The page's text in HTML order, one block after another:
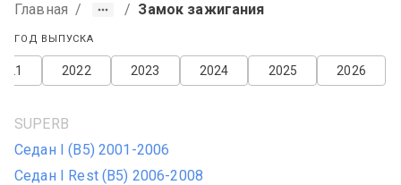
Главная / / Замок зажигания
ГОД ВЫПУСКА
2026
2025
2024
2023
2022
SUPERB
Седан I (B5) 2001-2006
Седан I Rest (B5) 2006-2008